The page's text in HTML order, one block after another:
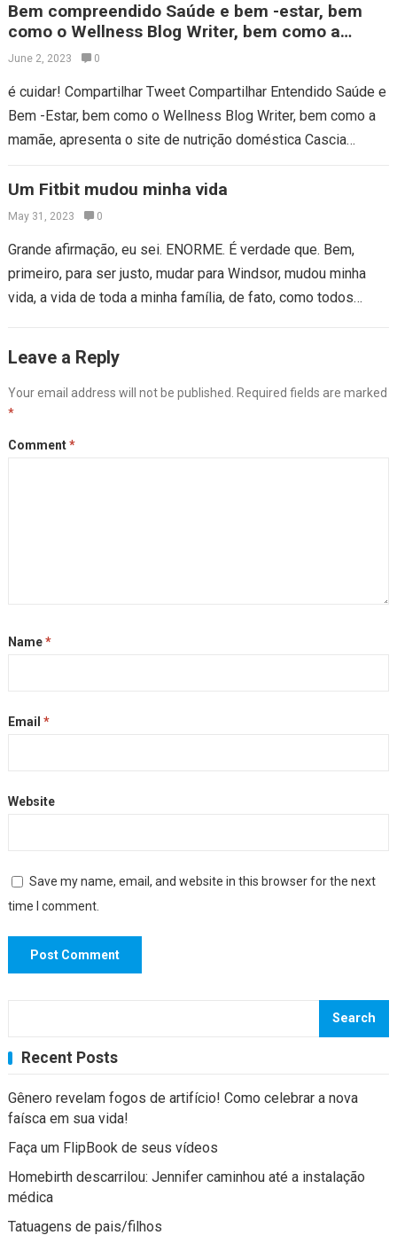
Bem compreendido Saúde e bem -estar, bem
como o Wellness Blog Writer, bem como a
mamãe, apresenta o compartilhamento de
June 2, 2023 0
é cuidar! Compartilhar Tweet Compartilhar Entendido Saúde e
Bem -Estar, bem como o Wellness Blog Writer, bem como a
mamãe, apresenta o site de nutrição doméstica Cascia
Um Fitbit mudou minha vida
May 31, 2023 0
Grande afirmação, eu sei. ENORME. É verdade que. Bem,
primeiro, para ser justo, mudar para Windsor, mudou minha
vida, a vida de toda a minha família, de fato, como todos…
Leave a Reply
Your email address will not be published.
Required fields are marked
*
Comment*
Name*
Email *
Website
Save my name, email, and website in this browser for the next
time I comment.
Search
Recent Posts
Gênero revelam fogos de artifício! Como celebrar a nova
faísca em sua vida!
Faça um FlipBook de seus vídeos
Homebirth descarrilou: Jennifer caminhou até a instalação
médica
Tatuagens de pais/filhos